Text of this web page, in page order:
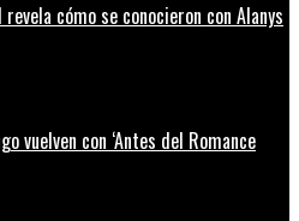
cómo se conocieron con Alanys
vuelven con ‘Antes del Romance